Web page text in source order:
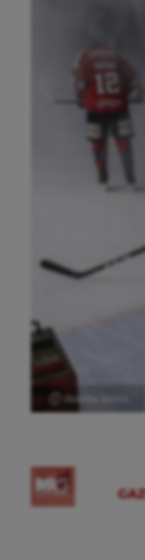
Ⓒ Gazette Sports